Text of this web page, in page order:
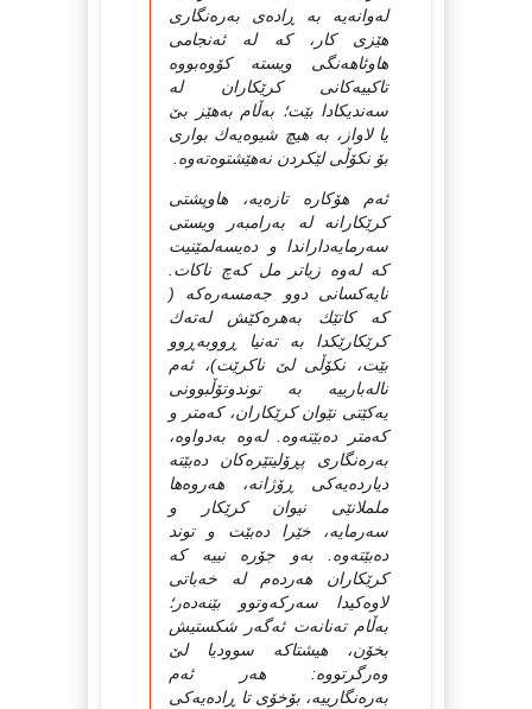
له‌وانه‌یه‌ به‌ ڕاده‌ی به‌ره‌نگاری
هێزی کار، که‌ له‌ ئه‌نجامی
هاوئاهه‌نگی ویسته‌ کۆوه‌بووه‌
تاکییه‌کانی کرێکاران له‌
سه‌ندیکادا بێت؛ به‌ڵام به‌هێز بێ
یا لاواز، به‌ هیچ شیوه‌یه‌ك بواری
بۆ نکۆڵی لێکردن نه‌هێشتوه‌ته‌وه‌.
ئه‌م هۆکاره‌ تازه‌یه‌، هاوپشتی
کرێکارانه‌ له‌ به‌رامبه‌ر ویستی
سه‌رمایه‌داراندا و ده‌یسه‌لمێنیت
که‌ له‌وه‌ زیاتر مل که‌چ ناکات.
نایه‌کسانی دوو جه‌مسه‌ره‌که‌ (
که‌ کاتێك به‌هره‌کێش له‌ته‌ك
کرێکارێکدا به‌ ته‌نیا ڕووبه‌ڕوو
بێت، نکۆڵی لێ ناکرێت)، ئه‌م
ناله‌بارییه‌ به‌ توندوتۆڵبوونی
یه‌کێتی نێوان کرێکاران، که‌متر و
که‌متر ده‌بێته‌وه‌. له‌وه‌ به‌دواوه‌،
به‌ره‌نگاری پڕۆلیتێره‌کان ده‌بێته‌
دیارده‌یه‌کی ڕۆژانه‌، هه‌روه‌ها
ململانێی نیوان کرێکار و
سه‌رمایه‌، خێرا ده‌بێت و توند
ده‌بێته‌وه‌. به‌و جۆره‌ نییه‌ که‌
کرێکاران هه‌رده‌م له‌ خه‌باتی
لاوه‌کیدا سه‌رکه‌وتوو بێنه‌ده‌ر؛
به‌ڵام ته‌نانه‌ت ئه‌گه‌ر شکستیش
بخۆن، هیشتاکه‌ سوودیا لێ
وه‌رگرتووه‌: هه‌ر ئه‌م
به‌ره‌نگارییه‌، بۆخۆی تا ڕاده‌یه‌کی